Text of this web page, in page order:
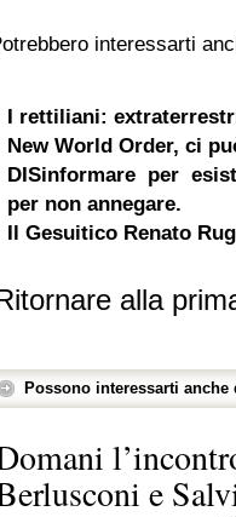
interessarti
I rettiliani:
New World Order, ci
DISinformare per
per non annegare.
Il Gesuitico Renato
alla
Possono interessarti
e